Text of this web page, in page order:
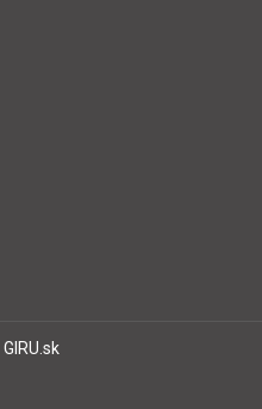
GIRU.sk